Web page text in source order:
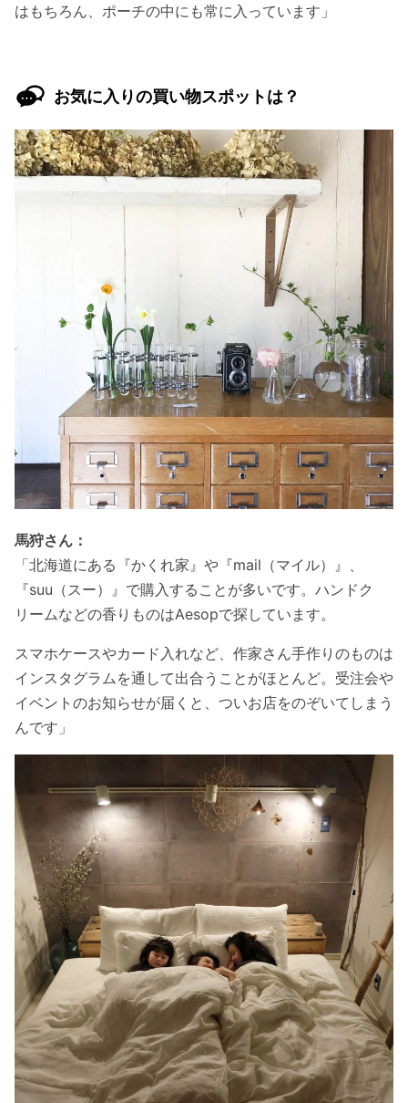
はもちろん、ポーチの中にも常に入っています」
お気に入りの買い物スポットは？
馬狩さん：
「北海道にある『かくれ家』や『mail（マイル）』、
『suu（スー）』で購入することが多いです。ハンドク
リームなどの香りものはAesopで探しています。
スマホケースやカード入れなど、作家さん手作りのものは
インスタグラムを通して出合うことがほとんど。受注会や
イベントのお知らせが届くと、ついお店をのぞいてしまう
んです」